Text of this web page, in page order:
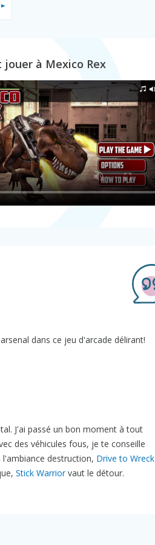
jouer à Mexico Rex
dans ce jeu d'arcade délirant!
J'ai passé un bon moment à tout
des véhicules fous, je te conseille
l'ambiance destruction, Drive to Wreck
Stick Warriorvaut le détour.